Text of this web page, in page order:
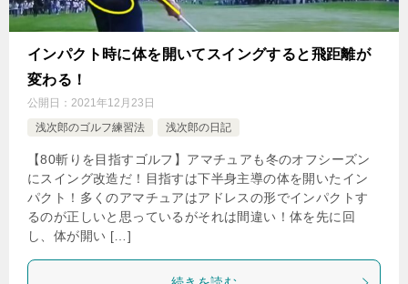
インパクト時に体を開いてスイングすると飛距離が
変わる！
公開日： 2021年12月23日
浅次郎のゴルフ練習法
浅次郎の日記
【80斬りを目指すゴルフ】アマチュアも冬のオフシーズン
にスイング改造だ！目指すは下半身主導の体を開いたイン
パクト！多くのアマチュアはアドレスの形でインパクトす
るのが正しいと思っているがそれは間違い！体を先に回
し、体が開い […]